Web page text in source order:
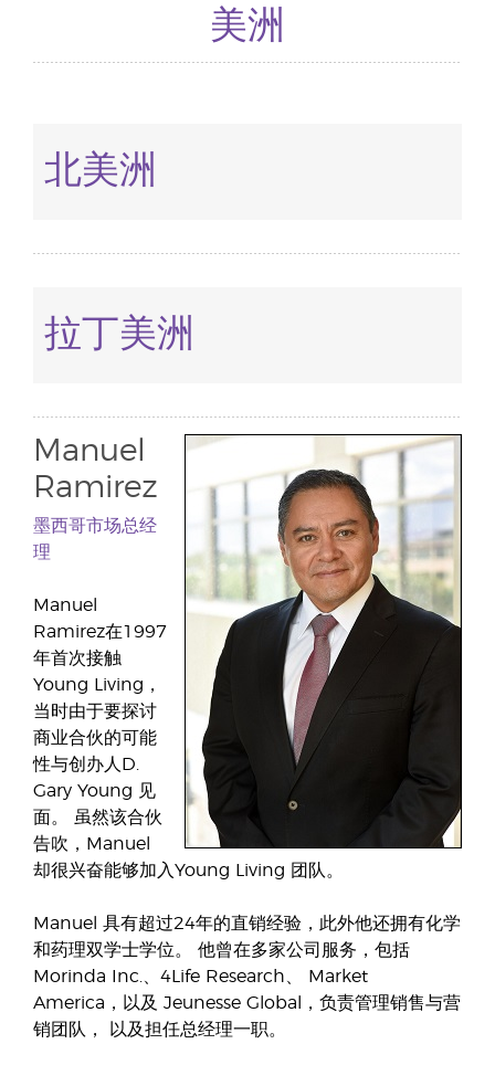
美洲
北美洲
拉丁美洲
Manuel
Ramirez
墨西哥市场总经
理
Manuel
Ramirez在1997
年首次接触
Young Living，
当时由于要探讨
商业合伙的可能
性与创办人D.
Gary Young 见
面。 虽然该合伙
告吹，Manuel
却很兴奋能够加入Young Living 团队。
Manuel 具有超过24年的直销经验，此外他还拥有化学
和药理双学士学位。 他曾在多家公司服务，包括
Morinda Inc.、4Life Research、 Market
America，以及 Jeunesse Global，负责管理销售与营
销团队， 以及担任总经理一职。